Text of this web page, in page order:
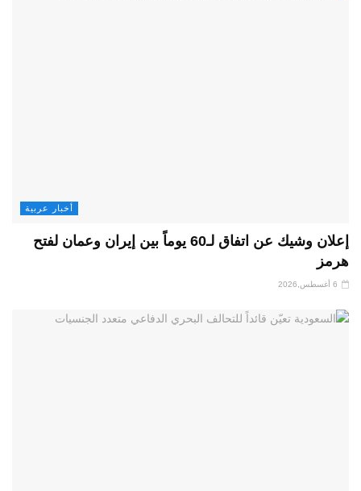
أخبار عربية
إعلان وشيك عن اتفاق لـ60 يوماً بين إيران وعمان لفتح
هرمز